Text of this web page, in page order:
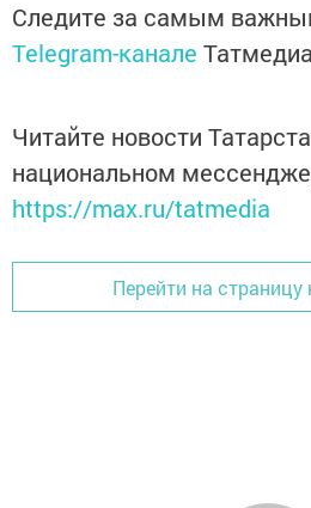
Следите за самым
Telegram-канале Татмедиа
Читайте новости
национальном
https://max.ru/tatmedia
Перейти на страницу